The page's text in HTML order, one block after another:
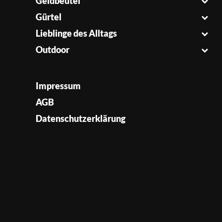
Gürtel
Lieblinge des Alltags
Outdoor
Impressum
AGB
Datenschutzerklärung